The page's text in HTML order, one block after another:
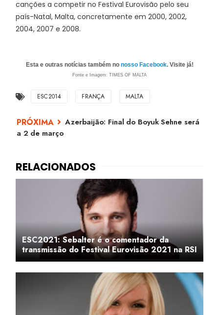
canções a competir no Festival Eurovisão pelo seu
país-Natal, Malta, concretamente em 2000, 2002,
2004, 2007 e 2008.
Esta e outras notícias também no nosso Facebook. Visite já!
Fonte e Imagem: TIMES OF MALTA
ESC2014 FRANÇA MALTA
Azerbaijão: Final do Boyuk Sehne será
a 2 de março
ESC2021: Sebalter é o comentador da
transmissão do Festival Eurovisão 2021 na RSI